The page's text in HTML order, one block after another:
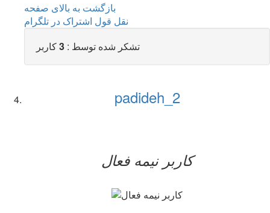
بازگشت به بالای صفحه
نقل قول اشتراک در تلگرام
تشکر شده توسط : 3کاربر
padideh_2
کاربر نيمه فعال